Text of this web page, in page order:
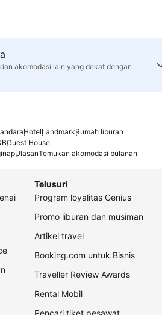
akomodasi lain yang dekat dengan
HotelLandmarkRumah liburan
Guest House
UlasanTemukan akomodasi bulanan
Telusuri
Program loyalitas Genius
Promo liburan dan musiman
Artikel travel
Booking.com untuk Bisnis
Traveller Review Awards
Rental Mobil
Pencari tiket pesawat